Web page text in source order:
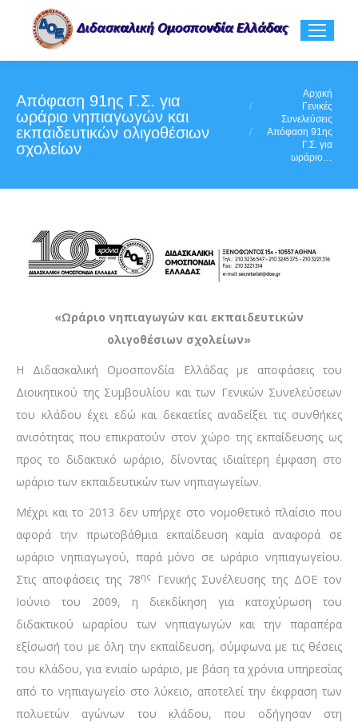
Απόφαση 91ης Γ.Σ. για
ωράριο νηπιαγωγών και
εκπαιδευτικών ολιγοθέσιων
σχολείων
Αρχική
Γενικές
Συνελεύσεις
Απόφαση 91ης
Γ.Σ. για
ωράριο…
«Ωράριο νηπιαγωγών και εκπαιδευτικών
ολιγοθέσιων σχολείων»
Η Διδασκαλική Ομοσπονδία Ελλάδας με αποφάσεις του
Διοικητικού της Συμβουλίου και των Γενικών Συνελεύσεων
του κλάδου έχει εδώ και δεκαετίες αναδείξει τις συνθήκες
ανισότητας που επικρατούν στον χώρο της εκπαίδευσης ως
προς το διδακτικό ωράριο, δίνοντας ιδιαίτερη έμφαση στο
ωράριο των εκπαιδευτικών των νηπιαγωγείων.
Μέχρι και το 2013 δεν υπήρχε στο νομοθετικό πλαίσιο που
αφορά την πρωτοβάθμια εκπαίδευση καμία αναφορά σε
ωράριο νηπιαγωγού, παρά μόνο σε ωράριο νηπιαγωγείου.
Στις αποφάσεις της 78ης
Γενικής Συνέλευσης της ΔΟΕ τον
Ιούνιο του 2009, η διεκδίκηση για κατοχύρωση του
διδακτικού ωραρίου των νηπιαγωγών και την παραπέρα
εξίσωσή του με όλη την εκπαίδευση, σύμφωνα με τις θέσεις
του κλάδου, για ενιαίο ωράριο, με βάση τα χρόνια υπηρεσίας
από το νηπιαγωγείο στο λύκειο, αποτελεί την έκφραση των
πολυετών αγώνων του κλάδου, που οδήγησαν στη